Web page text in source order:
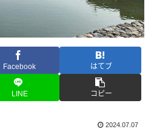
Facebook はてブ
LINE コピー
2024.07.07